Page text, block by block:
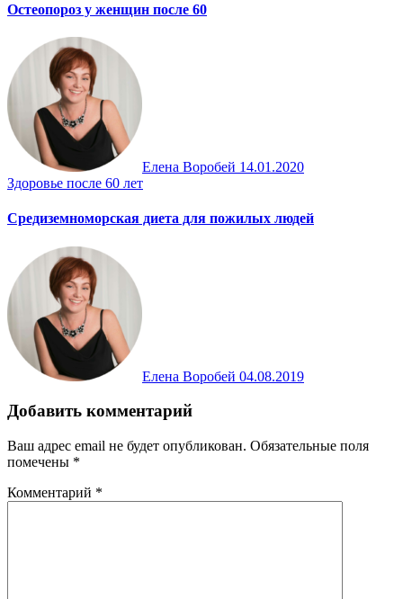
Остеопороз у женщин после 60
Елена Воробей 14.01.2020
Здоровье после 60 лет
Средиземноморская диета для пожилых людей
Елена Воробей 04.08.2019
Добавить комментарий
Ваш адрес email не будет опубликован. Обязательные поля
помечены *
Комментарий *